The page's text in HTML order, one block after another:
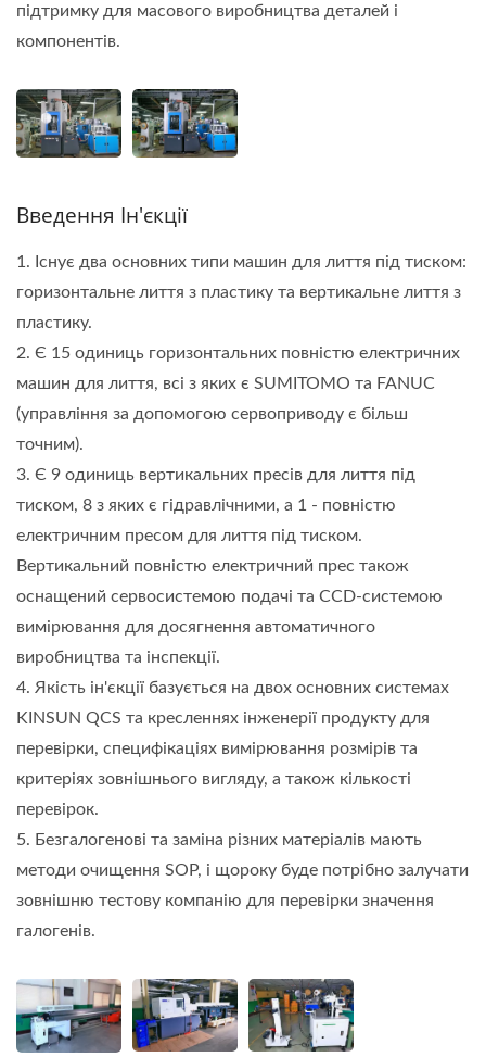
підтримку для масового виробництва деталей і
компонентів.
Введення Ін'єкції
1. Існує два основних типи машин для лиття під тиском:
горизонтальне лиття з пластику та вертикальне лиття з
пластику.
2. Є 15 одиниць горизонтальних повністю електричних
машин для лиття, всі з яких є SUMITOMO та FANUC
(управління за допомогою сервоприводу є більш
точним).
3. Є 9 одиниць вертикальних пресів для лиття під
тиском, 8 з яких є гідравлічними, а 1 - повністю
електричним пресом для лиття під тиском.
Вертикальний повністю електричний прес також
оснащений сервосистемою подачі та CCD-системою
вимірювання для досягнення автоматичного
виробництва та інспекції.
4. Якість ін'єкції базується на двох основних системах
KINSUN QCS та кресленнях інженерії продукту для
перевірки, специфікаціях вимірювання розмірів та
критеріях зовнішнього вигляду, а також кількості
перевірок.
5. Безгалогенові та заміна різних матеріалів мають
методи очищення SOP, і щороку буде потрібно залучати
зовнішню тестову компанію для перевірки значення
галогенів.